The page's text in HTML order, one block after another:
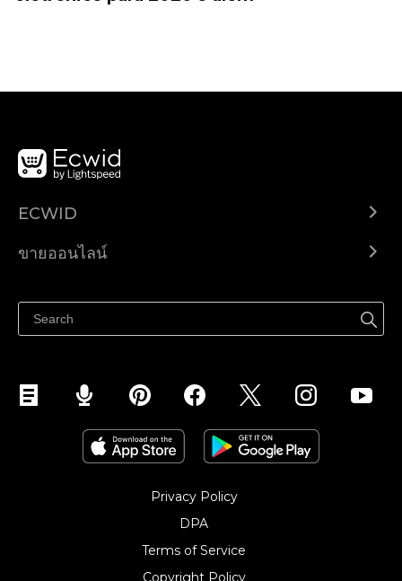
ECWID
ราคา
ขายออนไลน์
ขายบนเฟสบุ๊ค
Privacy Policy
DPA
Terms of Service
Copyright Policy‎